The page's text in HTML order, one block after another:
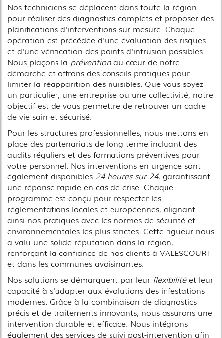
Nos techniciens se déplacent dans toute la région
pour réaliser des diagnostics complets et proposer des
planifications d'interventions sur mesure. Chaque
opération est précédée d'une évaluation des risques
et d'une vérification des points d'intrusion possibles.
Nous plaçons la prévention au cœur de notre
démarche et offrons des conseils pratiques pour
limiter la réapparition des nuisibles. Que vous soyez
un particulier, une entreprise ou une collectivité, notre
objectif est de vous permettre de retrouver un cadre
de vie sain et sécurisé.
Pour les structures professionnelles, nous mettons en
place des partenariats de long terme incluant des
audits réguliers et des formations préventives pour
votre personnel. Nos interventions en urgence sont
également disponibles 24 heures sur 24, garantissant
une réponse rapide en cas de crise. Chaque
programme est conçu pour respecter les
réglementations locales et européennes, alignant
ainsi nos pratiques avec les normes de sécurité et
environnementales les plus strictes. Cette rigueur nous
a valu une solide réputation dans la région,
renforçant la confiance de nos clients à VALESCOURT
et dans les communes avoisinantes.
Nos solutions se démarquent par leur flexibilitéet leur
capacité à s'adapter aux évolutions des infestations
modernes. Grâce à la combinaison de diagnostics
précis et de traitements innovants, nous assurons une
intervention durable et efficace. Nous intégrons
également des services de suivi post-intervention afin